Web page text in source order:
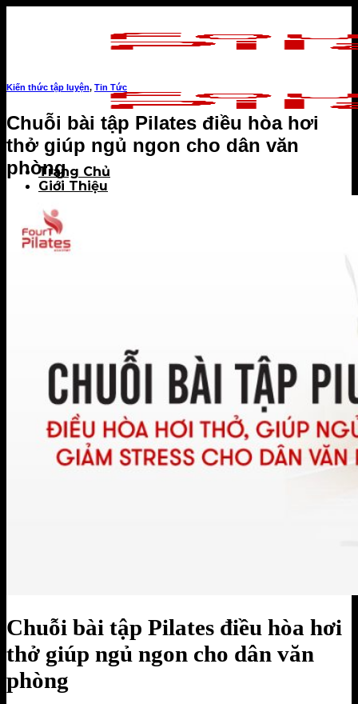
Trang Chủ
Giới Thiệu
Tin Tức
BIỂU MẪU HỢP ĐỒNG FOURT
Đăng Ký Tập Thử miễn phí
Hotline 0944.731.555
Kiến thức tập luyện, Tin Tức
Chuỗi bài tập Pilates điều hòa hơi
thở giúp ngủ ngon cho dân văn
phòng
Chuỗi bài tập Pilates điều hòa hơi
thở giúp ngủ ngon cho dân văn
phòng